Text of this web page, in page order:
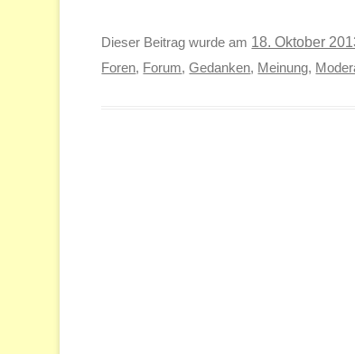
Dieser Beitrag wurde am 18. Oktober
Foren, Forum,Gedanken, Meinung,